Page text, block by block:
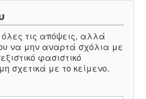
όλες τις απόψεις, αλλά
να μην αναρτά σχόλια με
φασιστικό
σχετικά με το κείμενο.